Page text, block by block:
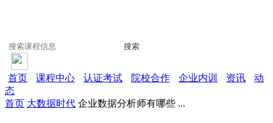
搜索
首页 课程中心 认证考试 院校合作 企业内训 资讯
动
态
首页 大数据时代 企业数据分析师有哪些 ...